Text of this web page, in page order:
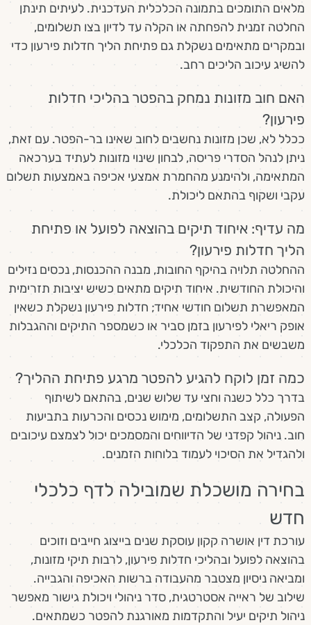
מלאים התומכים בתמונה הכלכלית העדכנית. לעיתים תינתן
החלטה זמנית להפחתה או הקלה עד לדיון בצו תשלומים,
ובמקרים מתאימים נשקלת גם פתיחת הליך חדלות פירעון כדי
להשיג עיכוב הליכים רחב.
האם חוב מזונות נמחק בהפטר בהליכי חדלות
פירעון?
ככלל לא, שכן מזונות נחשבים לחוב שאינו בר-הפטר. עם זאת,
ניתן לנהל הסדרי פריסה, לבחון שינוי מזונות לעתיד בערכאה
המתאימה, ולהימנע מהחמרת אמצעי אכיפה באמצעות תשלום
עקבי ושקוף בהתאם ליכולת.
מה עדיף: איחוד תיקים בהוצאה לפועל או פתיחת
הליך חדלות פירעון?
ההחלטה תלויה בהיקף החובות, מבנה ההכנסות, נכסים נזילים
והיכולת החודשית. איחוד תיקים מתאים כשיש יציבות תזרימית
המאפשרת תשלום חודשי אחיד; חדלות פירעון נשקלת כשאין
אופק ריאלי לפירעון בזמן סביר או כשמספר התיקים וההגבלות
משבשים את התפקוד הכלכלי.
כמה זמן לוקח להגיע להפטר מרגע פתיחת ההליך?
בדרך כלל כשנה וחצי עד שלוש שנים, בהתאם לשיתוף
הפעולה, קצב התשלומים, מימוש נכסים והכרעות בתביעות
חוב. ניהול קפדני של הדיווחים והמסמכים יכול לצמצם עיכובים
ולהגדיל את הסיכוי לעמוד בלוחות הזמנים.
בחירה מושכלת שמובילה לדף כלכלי
חדש
עורכת דין אושרה קקון עוסקת שנים בייצוג חייבים וזוכים
בהוצאה לפועל ובהליכי חדלות פירעון, לרבות תיקי מזונות,
ומביאה ניסיון מצטבר מהעבודה ברשות האכיפה והגבייה.
שילוב של ראייה אסטרטגית, סדר ניהולי ויכולת גישור מאפשר
ניהול תיקים יעיל והתקדמות מאורגנת להפטר כשמתאים.